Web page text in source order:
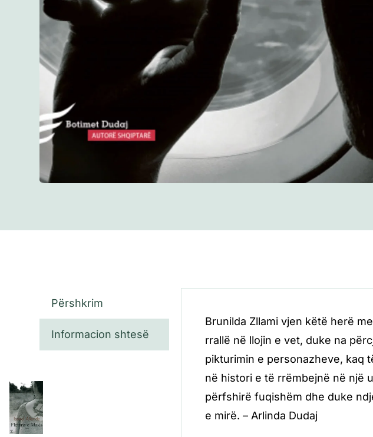
Përshkrim
Informacion shtesë
Brunilda Zllami vjen këtë herë
rrallë në llojin e vet, duke na
pikturimin e personazheve, kaq
në histori e të rrëmbejnë në një
përfshirë fuqishëm dhe duke
e mirë. – Arlinda Dudaj